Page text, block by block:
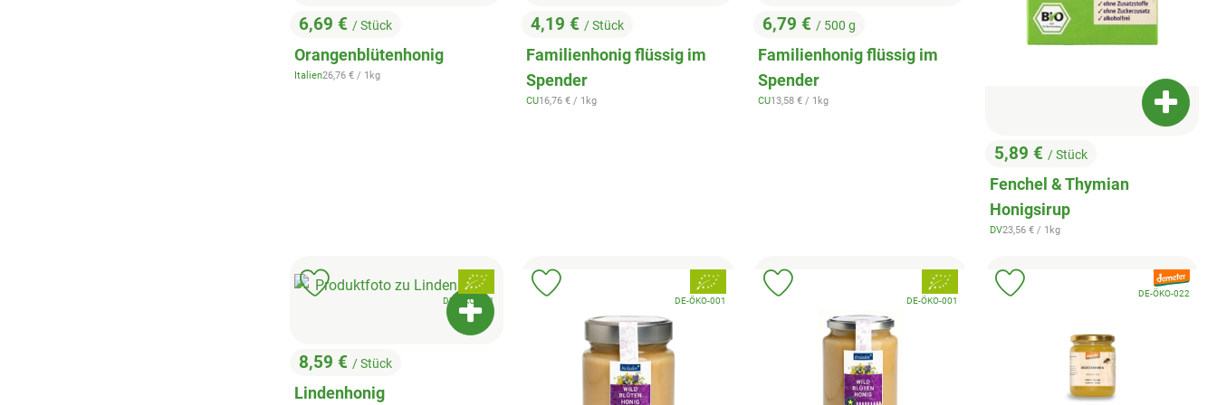
, Preis:
6,69 € / Stück
Orangenblütenhonig
, Herkunft:
Italien, Referenzpreis:
26,76 € / 1kg
, Preis:
4,19 € / Stück
Familienhonig flüssig im
Spender
, Herkunft:
CU, Referenzpreis:
16,76 € / 1kg
, Preis:
6,79 € / 500 g
Familienhonig flüssig im
Spender
, Herkunft:
CU, Referenzpreis:
13,58 € / 1kg
, Preis:
5,89 € / Stück
Fenchel & Thymian
Honigsirup
, Herkunft:
DV, Referenzpreis:
23,56 € / 1kg
, Preis:
8,59 € / Stück
Lindenhonig
Produkt zum Warenkorb hinzufügen
, Verband:
, Kontrollstelle:
DE-ÖKO-001
Produkt zu Favouriten hinzufügen
, Verband:
, Kontrollstelle:
DE-ÖKO-001
Produkt zu Favouriten hinzufügen
, Verband:
, Kontrollstelle:
DE-ÖKO-001
Produkt zu Favouriten hinzufügen
, Verband:
, Kontrollstelle:
DE-ÖKO-022
Produkt zu Favouriten